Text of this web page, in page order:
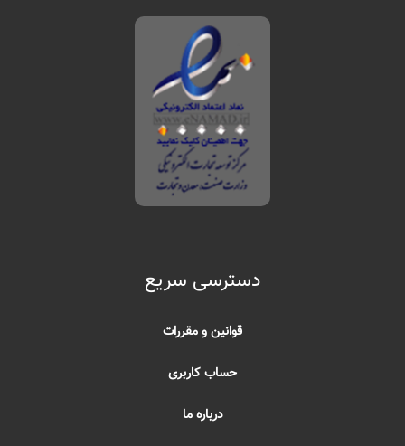
دسترسی سریع
قوانین و مقررات
حساب کاربری
درباره ما